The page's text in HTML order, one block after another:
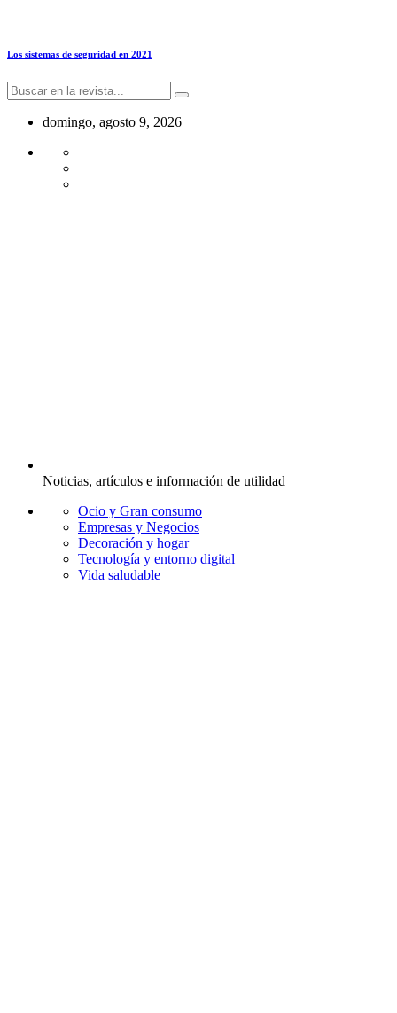
Los sistemas de seguridad en 2021
domingo, agosto 9, 2026
Noticias, artículos e información de utilidad
Ocio y Gran consumo
Empresas y Negocios
Decoración y hogar
Tecnología y entorno digital
Vida saludable